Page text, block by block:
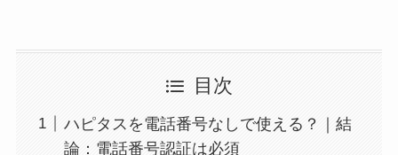
目次
ハピタスを電話番号なしで使える？｜結
論：電話番号認証は必須